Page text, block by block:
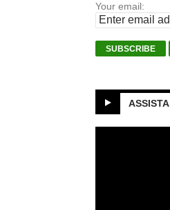
Your email:
ASSISTA